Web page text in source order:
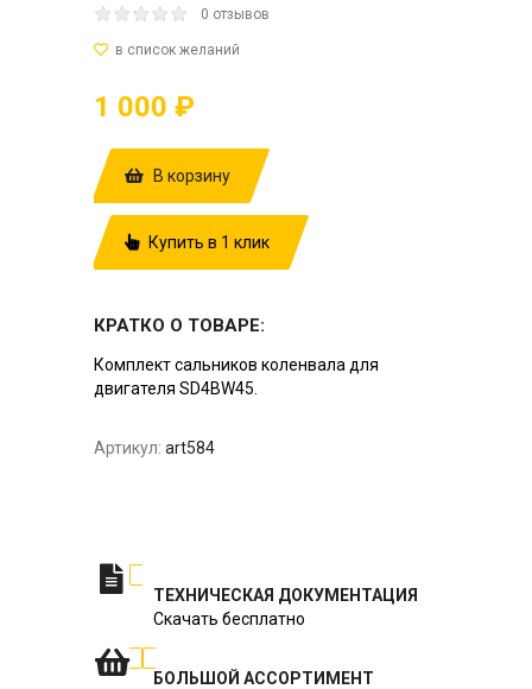
0 отзывов
1 000 ₽
В корзину
Купить в 1 клик
КРАТКО О ТОВАРЕ:
Комплект сальников коленвала для
двигателя SD4BW45.
Артикул: art584
ТЕХНИЧЕСКАЯ ДОКУМЕНТАЦИЯ
Скачать бесплатно
БОЛЬШОЙ АССОРТИМЕНТ